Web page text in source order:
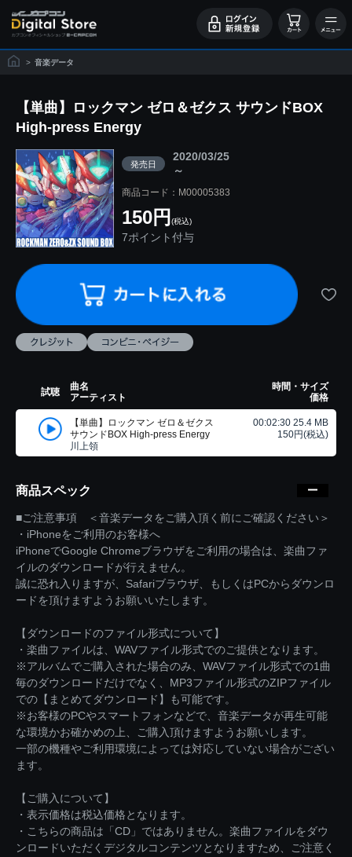
> 音楽データ
【単曲】ロックマン ゼロ＆ゼクス サウンドBOX
High-press Energy
発売日
2020/03/25
～
商品コード：M00005383
150円 (税込)
7ポイント付与
試聴
曲名
アーティスト
時間・サイズ
価格
【単曲】ロックマン ゼロ＆ゼクス
サウンドBOX High-press Energy
川上領
00:02:30 25.4 MB
150円(税込)
商品スペック
■ご注意事項 ＜音楽データをご購入頂く前にご確認ください＞
・iPhoneをご利用のお客様へ
iPhoneでGoogle Chromeブラウザをご利用の場合は、楽曲ファ
イルのダウンロードが行えません。
誠に恐れ入りますが、Safariブラウザ、もしくはPCからダウンロ
ードを頂けますようお願いいたします。
【ダウンロードのファイル形式について】
・楽曲ファイルは、WAVファイル形式でのご提供となります。
※アルバムでご購入された場合のみ、WAVファイル形式での1曲
毎のダウンロードだけでなく、MP3ファイル形式のZIPファイル
での【まとめてダウンロード】も可能です。
※お客様のPCやスマートフォンなどで、音楽データが再生可能
な環境かお確かめの上、ご購入頂けますようお願いします。
一部の機種やご利用環境によっては対応していない場合がござい
ます。
【ご購入について】
・表示価格は税込価格となります。
・こちらの商品は「CD」ではありません。楽曲ファイルをダウ
ンロードいただくデジタルコンテンツとなりますため、ご注意く